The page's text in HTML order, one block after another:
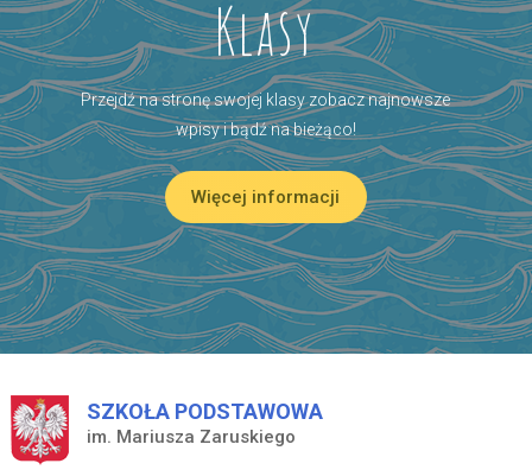
Klasy
Przejdź na stronę swojej klasy zobacz najnowsze
wpisy i bądź na bieżąco!
Więcej informacji
SZKOŁA PODSTAWOWA
im. Mariusza Zaruskiego